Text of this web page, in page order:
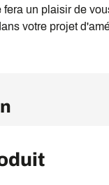
fera un plaisir de
votre projet